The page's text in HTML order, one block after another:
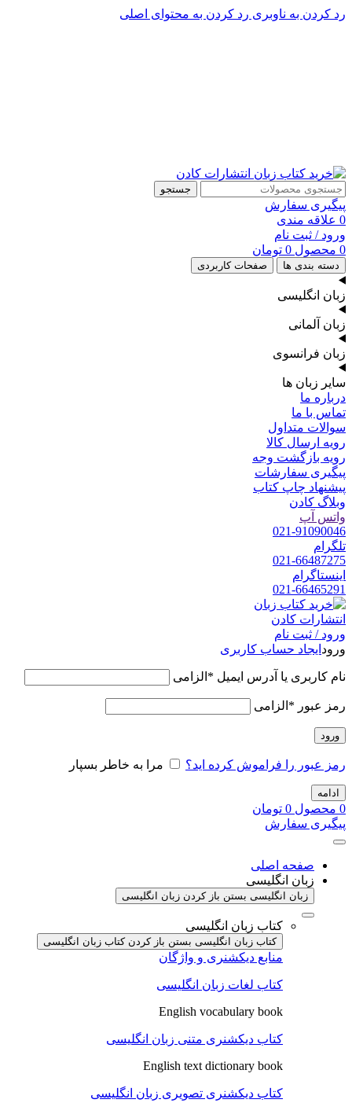
رد کردن به ناوبری رد کردن به محتوای اصلی
جستجو
پیگیری سفارش
0 علاقه مندی
ورود / ثبت نام
0 محصول 0 تومان
دسته بندی ها صفحات کاربردی
زبان انگلیسی
زبان آلمانی
زبان فرانسوی
سایر زبان ها
درباره ما
تماس با ما
سوالات متداول
رویه ارسال کالا
رویه بازگشت وجه
پیگیری سفارشات
پیشنهاد چاپ کتاب
وبلاگ کادن
واتس آپ
021-91090046
تلگرام
021-66487275
اینستاگرام
021-66465291
ورود / ثبت نام
ورود ایجاد حساب کاربری
نام کاربری یا آدرس ایمیل * الزامی
رمز عبور * الزامی
ورود
رمز عبور را فراموش کرده اید؟ مرا به خاطر بسپار
ادامه
0 محصول 0 تومان
پیگیری سفارش
صفحه اصلی
زبان انگلیسی
زبان انگلیسی بستن باز کردن زبان انگلیسی
کتاب زبان انگلیسی
کتاب زبان انگلیسی بستن باز کردن کتاب زبان انگلیسی
منابع دیکشنری و واژگان
کتاب لغات زبان انگلیسی
English vocabulary book
کتاب دیکشنری متنی زبان انگلیسی
English text dictionary book
کتاب دیکشنری تصویری زبان انگلیسی